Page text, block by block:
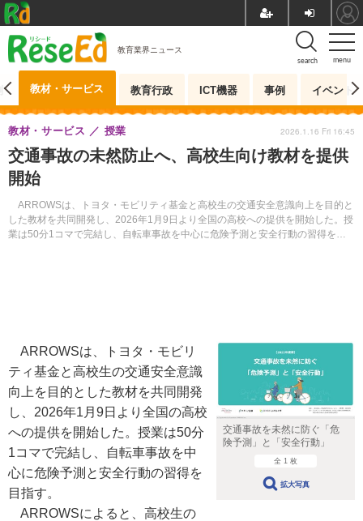
menu
search
教育業界ニュース
教材・サービス 教育行政 ICT機器 事例 イベント
交通事故の未然防止へ、高校生向け教材を提供
開始
ARROWSは、トヨタ・モビリティ基金と高校生の交通安全意識向上を目的と
した教材を共同開発し、2026年1月9日より全国の高校への提供を開始した。授
業は50分1コマで完結し、自転車事故を中心に危険予測と安全行動の習得を目
教材・サービス 授業 2026.1.16 Fri 16:45
交通事故を未然に防ぐ「危
険予測」と「安全行動」
全 1 枚
拡大写真
ARROWSは、トヨタ・モビリ
ティ基金と高校生の交通安全意識
向上を目的とした教材を共同開発
し、2026年1月9日より全国の高校
への提供を開始した。授業は50分
1コマで完結し、自転車事故を中
心に危険予測と安全行動の習得を
目指す。
ARROWSによると、高校生の